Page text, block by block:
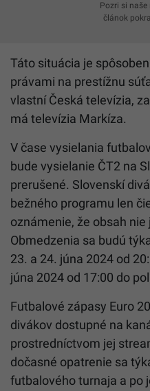
Pozri si naše
článok
Táto situácia je
právami na prestížnu
vlastní Česká televízia,
má televízia Markíza.
V čase vysielania
bude vysielanie ČT2 na
prerušené. Slovenskí
bežného programu len
oznámenie, že obsah
Obmedzenia sa budú
23. a 24. júna 2024 od
júna 2024 od 17:00 do
Futbalové zápasy Euro
divákov dostupné na
prostredníctvom jej
dočasné opatrenie sa
futbalového turnaja a po